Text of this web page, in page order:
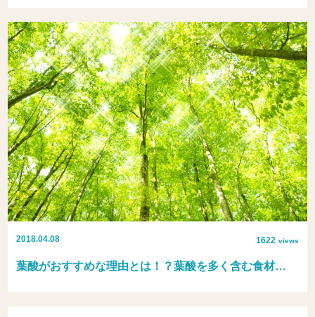
2018.04.08 1622 views
葉酸がおすすめな理由とは！？葉酸を多く含む食材…